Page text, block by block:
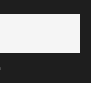
09:00 uur weer